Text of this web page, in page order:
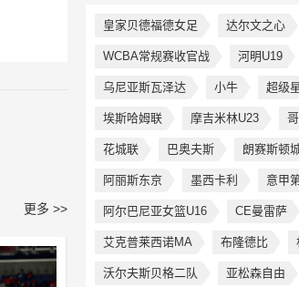
更多 >>
皇家贝德福德女足 达尔文之心
WCBA常规赛收官战 河明U19
乌尼亚斯瓦泽达 小牛 超级
埃斯哈姆联 摩吉米林U23
花城联 巴奥夫斯 朗赛斯顿
阿丽斯东京 墨西卡利 意甲
阿尔巴尼亚女篮U16 CE曼雷萨
艾克普莱西诺MA 布隆德比
沃尔夫斯贝格二队 亚松森自由